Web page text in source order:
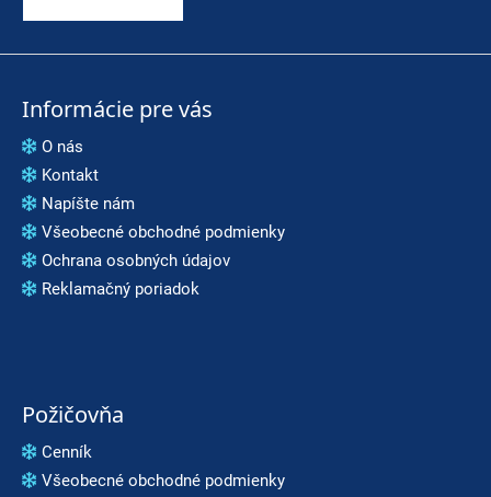
Informácie pre vás
O nás
Kontakt
Napíšte nám
Všeobecné obchodné podmienky
Ochrana osobných údajov
Reklamačný poriadok
Požičovňa
Cenník
Všeobecné obchodné podmienky